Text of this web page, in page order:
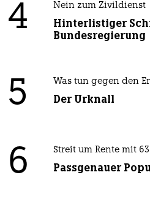
4 Nein zum Zivildienst
Hinterlistiger
Bundesregierung
5 Was tun gegen den
Der Urknall
6 Streit um Rente mit 63
Passgenauer